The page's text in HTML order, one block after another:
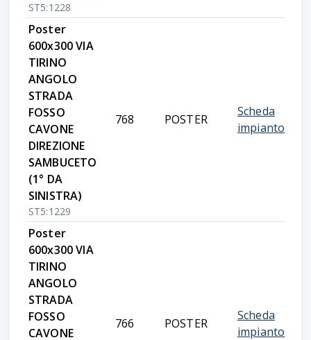
ST5:1228
Poster
600x300 VIA
TIRINO
ANGOLO
STRADA
FOSSO
CAVONE
DIREZIONE
SAMBUCETO
(1° DA
SINISTRA)
ST5:1229
768 POSTER
Scheda
impianto
Poster
600x300 VIA
TIRINO
ANGOLO
STRADA
FOSSO
CAVONE
766 POSTER
Scheda
impianto